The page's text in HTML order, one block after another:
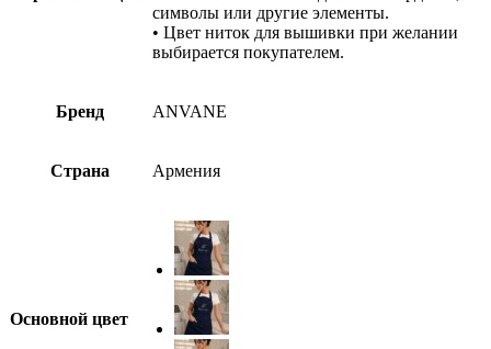
символы или другие элементы.
• Цвет ниток для вышивки при желании
выбирается покупателем.
Бренд ANVANE
Страна Армения
Основной цвет